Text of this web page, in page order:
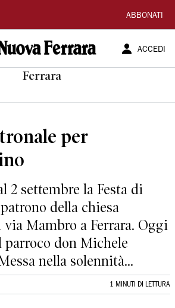
ABBONATI
ACCEDI
Ferrara
per
2 settembre la Festa di
della chiesa
Mambro a Ferrara. Oggi
parroco don Michele
nella solennità...
1 MINUTI DI LETTURA